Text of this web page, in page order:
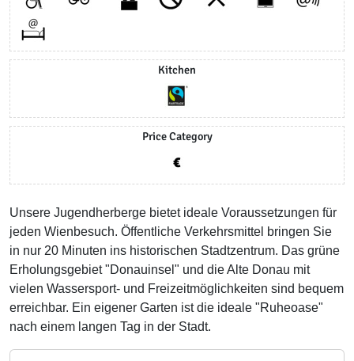
Kitchen
Price Category
Unsere Jugendherberge bietet ideale Voraussetzungen für
jeden Wienbesuch. Öffentliche Verkehrsmittel bringen Sie
in nur 20 Minuten ins historischen Stadtzentrum. Das grüne
Erholungsgebiet "Donauinsel" und die Alte Donau mit
vielen Wassersport- und Freizeitmöglichkeiten sind bequem
erreichbar. Ein eigener Garten ist die ideale "Ruheoase"
nach einem langen Tag in der Stadt.